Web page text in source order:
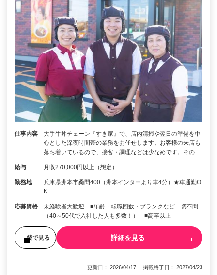
仕事内容
大手牛丼チェーン『すき家』で、店内清掃や翌日の準備を中
心とした深夜時間帯の業務をお任せします。お客様の来店も
落ち着いているので、接客・調理などは少なめです。その…
給与 月収270,000円以上（想定）
勤務地
兵庫県洲本市桑間400（洲本インターより車4分）★車通勤O
K
応募資格
未経験者大歓迎 ■年齢・転職回数・ブランクなど一切不問
（40～50代で入社した人も多数！） ■高卒以上
後で見る 詳細を見る
更新日： 2026/04/17 掲載終了日： 2027/04/23